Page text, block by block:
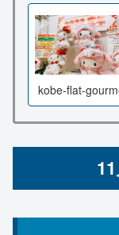
kobe-flat-